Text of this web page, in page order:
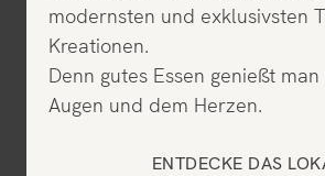
modernsten und exklusivsten
Kreationen.
Denn gutes Essen genießt
Augen und dem Herzen.
ENTDECKE DAS